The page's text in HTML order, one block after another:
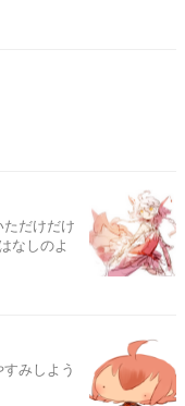
だけだけ
なしのよ
みしよう